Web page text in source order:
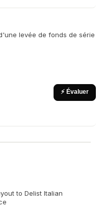
levée de fonds de série
⚡ Évaluer
to Delist Italian